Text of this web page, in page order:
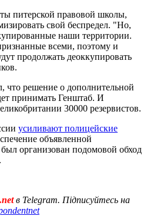
питерской правовой школы,
свой беспредел. "Но,
наши территории.
всеми, поэтому и
продолжать деоккупировать
что решение о дополнительной
принимать Генштаб. И
30000 резервистов.
усиливают полицейские
объявленной
организован подомовой обход
в Telegram. Підписуйтесь на